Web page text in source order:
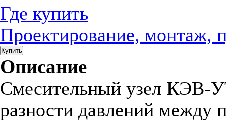
Где купить
Проектирование, монтаж,
Купить
Описание
Смесительный узел КЭВ-
разности давлений между